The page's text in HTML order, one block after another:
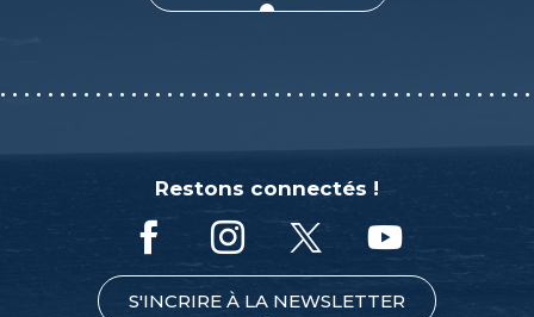
Restons connectés !
S'INCRIRE À LA NEWSLETTER